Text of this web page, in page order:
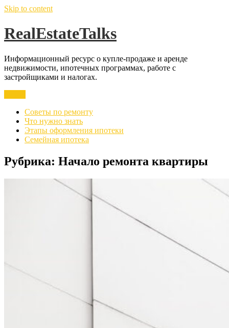
Skip to content
RealEstateTalks
Информационный ресурс о купле-продаже и аренде
недвижимости, ипотечных программах, работе с
застройщиками и налогах.
Советы по ремонту
Что нужно знать
Этапы оформления ипотеки
Семейная ипотека
Рубрика: Начало ремонта квартиры